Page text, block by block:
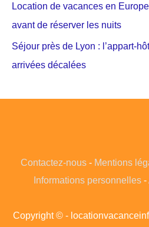
Location de vacances en
avant de réserver les nuits
Séjour près de Lyon : l’appart-
arrivées décalées
Contactez-nous- Mentions
Informations personnelles -
Copyright © -